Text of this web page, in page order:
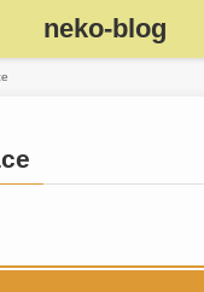
neko-blog